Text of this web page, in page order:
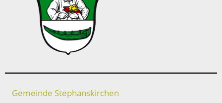
Gemeinde Stephanskirchen